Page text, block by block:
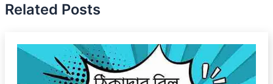
Related Posts